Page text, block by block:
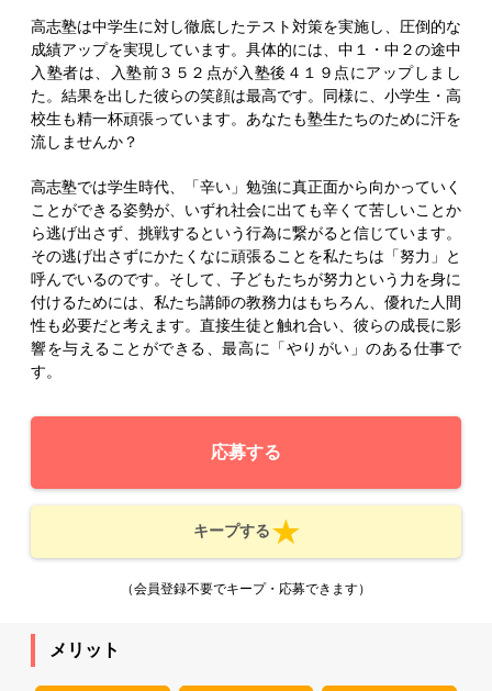
高志塾は中学生に対し徹底したテスト対策を実施し、圧倒的な
成績アップを実現しています。具体的には、中１・中２の途中
入塾者は、入塾前３５２点が入塾後４１９点にアップしまし
た。結果を出した彼らの笑顔は最高です。同様に、小学生・高
校生も精一杯頑張っています。あなたも塾生たちのために汗を
流しませんか？
高志塾では学生時代、「辛い」勉強に真正面から向かっていく
ことができる姿勢が、いずれ社会に出ても辛くて苦しいことか
ら逃げ出さず、挑戦するという行為に繋がると信じています。
その逃げ出さずにかたくなに頑張ることを私たちは「努力」と
呼んでいるのです。そして、子どもたちが努力という力を身に
付けるためには、私たち講師の教務力はもちろん、優れた人間
性も必要だと考えます。直接生徒と触れ合い、彼らの成長に影
響を与えることができる、最高に「やりがい」のある仕事で
す。
応募する
キープする
（会員登録不要でキープ・応募できます）
メリット